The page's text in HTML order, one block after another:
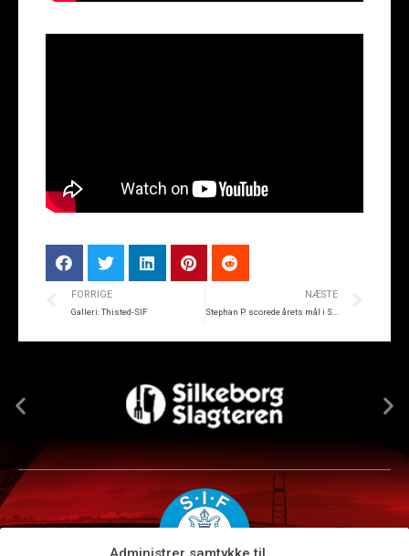
FORRIGE
Galleri: Thisted-SIF
NÆSTE
Stephan P. scorede årets mål i SIF